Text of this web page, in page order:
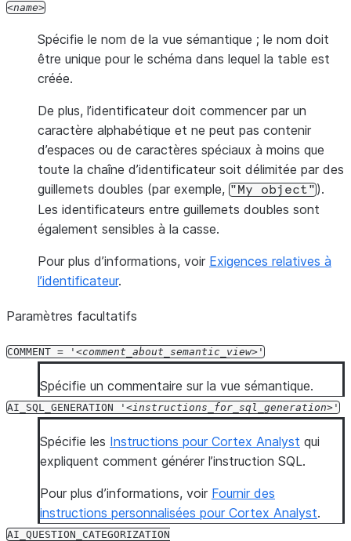
name
Spécifie le nom de la vue sémantique ; le nom doit
être unique pour le schéma dans lequel la table est
créée.
De plus, l’identificateur doit commencer par un
caractère alphabétique et ne peut pas contenir
d’espaces ou de caractères spéciaux à moins que
toute la chaîne d’identificateur soit délimitée par des
guillemets doubles (par exemple, "My object").
Les identificateurs entre guillemets doubles sont
également sensibles à la casse.
Pour plus d’informations, voir Exigences relatives à
l’identificateur.
Paramètres facultatifs
COMMENT = ' comment_about_semantic_view '
Spécifie un commentaire sur la vue sémantique.
AI_SQL_GENERATION ' instructions_for_sql_generation '
Spécifie les Instructions pour Cortex Analyst qui
expliquent comment générer l’instruction SQL.
Pour plus d’informations, voir Fournir des
instructions personnalisées pour Cortex Analyst.
AI_QUESTION_CATEGORIZATION